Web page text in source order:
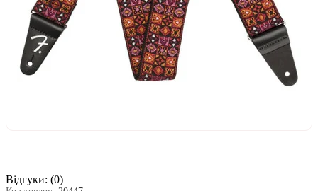
Відгуки: (0)